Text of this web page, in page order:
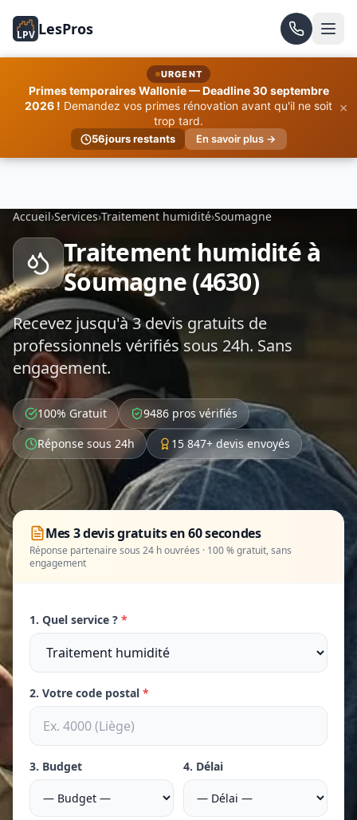
LPV LesPros
URGENT
Primes temporaires Wallonie — Deadline 30 septembre
2026 ! Demandez vos primes rénovation avant qu'il ne soit
trop tard.
56jours restants En savoir plus →
×
Accueil›Services›Traitement humidité›Soumagne
Traitement humidité à
Soumagne (4630)
Recevez jusqu'à 3 devis gratuits de
professionnels vérifiés sous 24h. Sans
engagement.
100% Gratuit
9486 pros vérifiés
Réponse sous 24h
15 847+ devis envoyés
Mes 3 devis gratuits en 60 secondes
Réponse partenaire sous 24 h ouvrées · 100 % gratuit, sans
engagement
1. Quel service ? *
2. Votre code postal *
3. Budget 4. Délai